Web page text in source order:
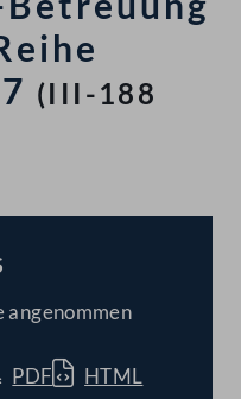
(III-188
angenommen
PDF HTML